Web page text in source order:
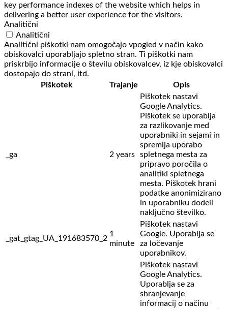
key performance indexes of the website which helps in
delivering a better user experience for the visitors.
Analitični
Analitični
Analitični piškotki nam omogočajo vpogled v način kako
obiskovalci uporabljajo spletno stran. Ti piškotki nam
priskrbijo informacije o številu obiskovalcev, iz kje obiskovalci
dostopajo do strani, itd.
Piškotek
Trajanje Opis
_ga 2 years
Piškotek nastavi
Google Analytics.
Piškotek se uporablja
za razlikovanje med
uporabniki in sejami in
spremlja uporabo
spletnega mesta za
pripravo poročila o
analitiki spletnega
mesta. Piškotek hrani
podatke anonimizirano
in uporabniku dodeli
naključno številko.
_gat_gtag_UA_191683570_2
1
minute
Piškotek nastavi
Google. Uporablja se
za ločevanje
uporabnikov.
Piškotek nastavi
Google Analytics.
Uporablja se za
shranjevanje
informacij o načinu